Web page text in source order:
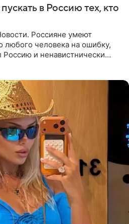
в Россию тех, кто
Россияне умеют
любого человека на ошибку,
Россию и ненавистнически